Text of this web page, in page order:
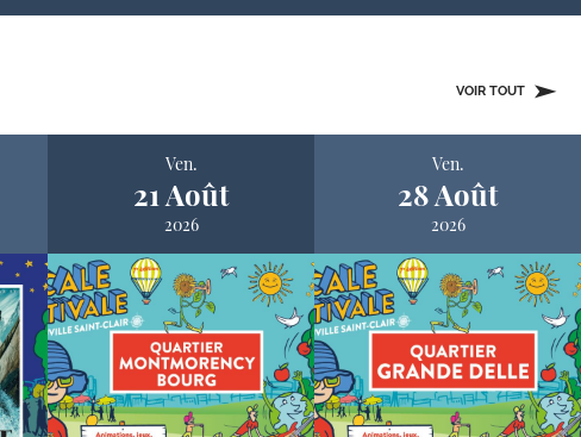
VOIR TOUT
Ven.
21 Août
2026
Ven.
28 Août
2026